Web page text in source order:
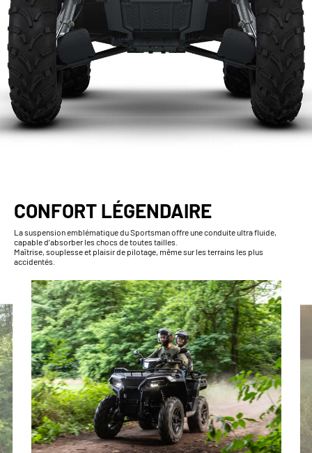
CONFORT LÉGENDAIRE
La suspension emblématique du Sportsman offre une conduite ultra fluide,
capable d’absorber les chocs de toutes tailles.
Maîtrise, souplesse et plaisir de pilotage, même sur les terrains les plus
accidentés.